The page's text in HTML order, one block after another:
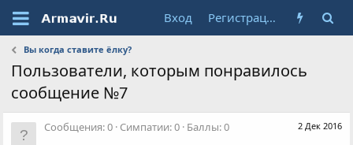
Вход Регистрация
Вы когда ставите ёлку?
Пользователи, которым понравилось
сообщение №7
2 Дек 2016
Сообщения 0 Симпатии 0 Баллы 0